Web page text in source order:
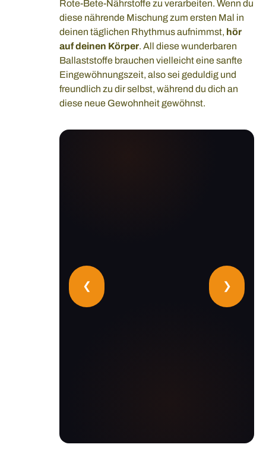
Rote-Bete-Nährstoffe zu verarbeiten. Wenn du
diese nährende Mischung zum ersten Mal in
deinen täglichen Rhythmus aufnimmst, hör
auf deinen Körper. All diese wunderbaren
Ballaststoffe brauchen vielleicht eine sanfte
Eingewöhnungszeit, also sei geduldig und
freundlich zu dir selbst, während du dich an
diese neue Gewohnheit gewöhnst.
❮ ❯